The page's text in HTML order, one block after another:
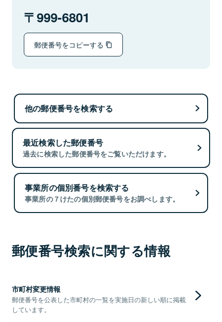
999-6801
郵便番号をコピーする
他の郵便番号を検索する
最近検索した郵便番号
過去に検索した郵便番号をご覧いただけます。
事業所の個別番号を検索する
事業所の７けたの個別郵便番号をお調べします。
郵便番号検索に関する情報
市町村変更情報
郵便番号を公表した市町村の一覧を実施日の新しい順に掲載
しています。